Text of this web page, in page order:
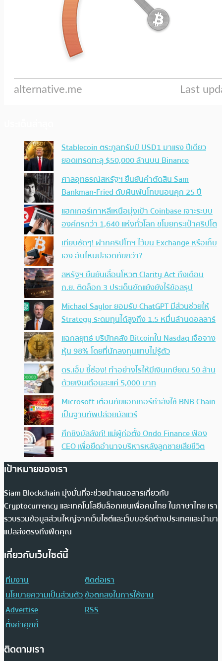
Stablecoin ตระกูลทรัมป์ USD1 มาแรง ปีเดียว
ยอดเทรดทะลุ $50,000 ล้านบน Binance
ศาลอุทธรณ์สหรัฐฯ ยืนยันคำตัดสิน Sam
Bankman-Fried ดับฝันพ้นโทษนอนคุก 25 ปี
แฮกเกอร์เกาหลีเหนือมุ่งเป้า Coinbase เจาะระบบ
องค์กรกว่า 1,640 แห่งทั่วโลก ขโมยกระเป๋าคริปโต
เทียบชัดๆ! ฝากคริปโทฯ ไว้บน Exchange หรือเก็บ
เอง อันไหนปลอดภัยกว่า?
สหรัฐฯ ยืนยันเลื่อนโหวต Clarity Act ถึงเดือน
ก.ย. ติดล็อก 3 ประเด็นขัดแย้งยังไร้ข้อสรุป
Michael Saylor ยอมรับ ChatGPT มีส่วนช่วยให้
Strategy ระดมทุนได้สูงถึง 1.5 หมื่นล้านดอลลาร์
แฉกลยุทธ์ บริษัทคลัง Bitcoinใน Nasdaq เจือจาง
หุ้น 98% โดยที่นักลงทุนแทบไม่รู้ตัว
ดร.เอ็ม ชี้ช่อง! ทำอย่างไรให้มีเงินเกษียณ 50 ล้าน
ด้วยเงินเดือนละแค่ 5,000 บาท
Microsoft เตือนภัยแฮกเกอร์กำลังใช้ BNB Chain
เป็นฐานทัพปล่อยมัลแวร์
ศึกชิงบัลลังก์! แม่ผู้ก่อตั้ง Ondo Finance ฟ้อง
CEO เพื่อยึดอำนาจบริหารหลังลูกชายเสียชีวิต
เป้าหมายของเรา
Siam Blockchain มุ่งมั่นที่จะช่วยนำเสนอสารเกี่ยวกับ
Cryptocurrency และเทคโนโลยีบล็อกเชนเพื่อคนไทย ในภาษาไทย เรา
รวบรวมข้อมูลส่วนใหญ่จากเว็บไซต์และเว็บบอร์ดต่างประเทศและนำมา
แปลส่งตรงถึงฟีดคุณ
เกี่ยวกับเว็บไซต์นี้
ทีมงาน
ติดต่อเรา
นโยบายความเป็นส่วนตัวข้อตกลงในการใช้งาน
Advertise
RSS
ตั้งค่าคุกกี้
ติดตามเรา